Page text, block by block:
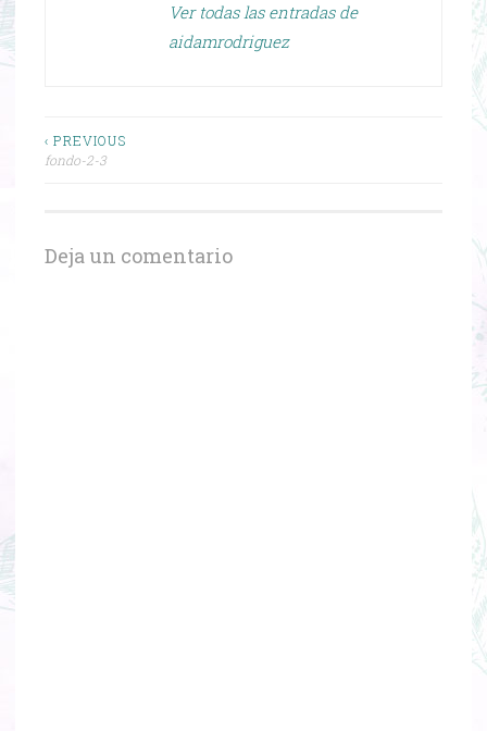
Ver todas las entradas de
aidamrodriguez
Navegación
‹ PREVIOUS
fondo-2-3
Deja un comentario